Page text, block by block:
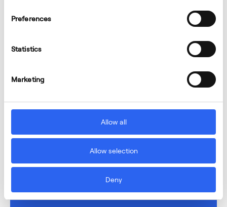
Preferences
Statistics
Marketing
Allow all
Allow selection
Deny